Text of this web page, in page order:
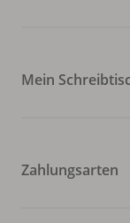
Mein
Zahlungsarten